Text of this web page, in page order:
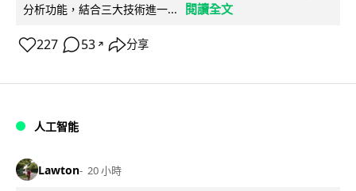
分析功能，結合三大技術進一...
閱讀全文
227 53 ↗ 分享
人工智能
Lawton 20 小時